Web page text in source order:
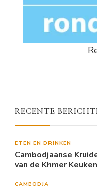
RECENTE
ETEN EN DRINKEN
Cambodjaanse
van de Khmer Keuken
CAMBODJA